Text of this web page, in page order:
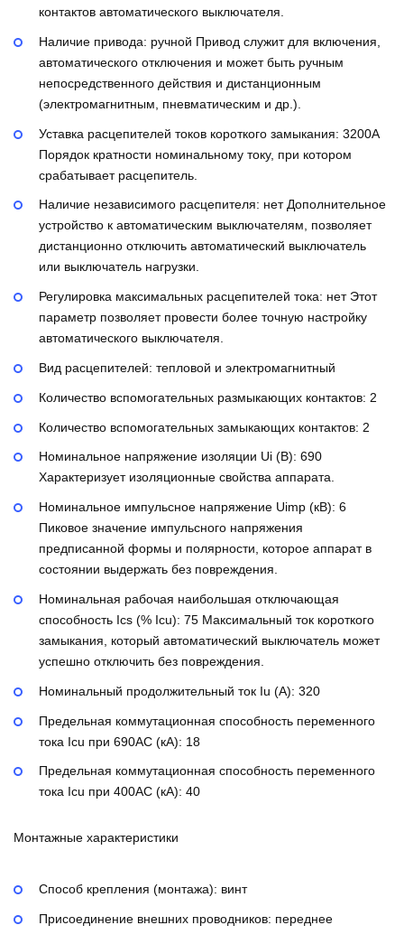
контактов автоматического выключателя.
Наличие привода: ручной Привод служит для включения,
автоматического отключения и может быть ручным
непосредственного действия и дистанционным
(электромагнитным, пневматическим и др.).
Уставка расцепителей токов короткого замыкания: 3200А
Порядок кратности номинальному току, при котором
срабатывает расцепитель.
Наличие независимого расцепителя: нетДополнительное
устройство к автоматическим выключателям, позволяет
дистанционно отключить автоматический выключатель
или выключатель нагрузки.
Регулировка максимальных расцепителей тока: нет Этот
параметр позволяет провести более точную настройку
автоматического выключателя.
Вид расцепителей: тепловой и электромагнитный
Количество вспомогательных размыкающих контактов: 2
Количество вспомогательных замыкающих контактов: 2
Номинальное напряжение изоляции Ui (В): 690
Характеризует изоляционные свойства аппарата.
Номинальное импульсное напряжение Uimp (кВ): 6
Пиковое значение импульсного напряжения
предписанной формы и полярности, которое аппарат в
состоянии выдержать без повреждения.
Номинальная рабочая наибольшая отключающая
способность Ics (% Icu): 75 Максимальный ток короткого
замыкания, который автоматический выключатель может
успешно отключить без повреждения.
Номинальный продолжительный ток Iu (А): 320
Предельная коммутационная способность переменного
тока Icu при 690AC (кА): 18
Предельная коммутационная способность переменного
тока Icu при 400АС (кА): 40
Монтажные характеристики
Способ крепления (монтажа): винт
Присоединение внешних проводников: переднее